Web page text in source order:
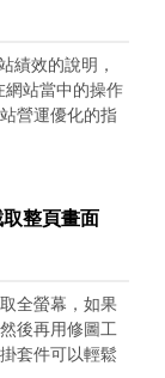
貼到class裡
這個
求更改圖示大
績效的說明，
網站當中的操作
營運優化的指
Google
具，主要是應
結應用資訊，
並置入過追蹤
過追蹤碼可參
Chrome 瀏
找到申裝資訊。
整頁畫面
全螢幕，如果
後再用修圖工
套件可以輕鬆